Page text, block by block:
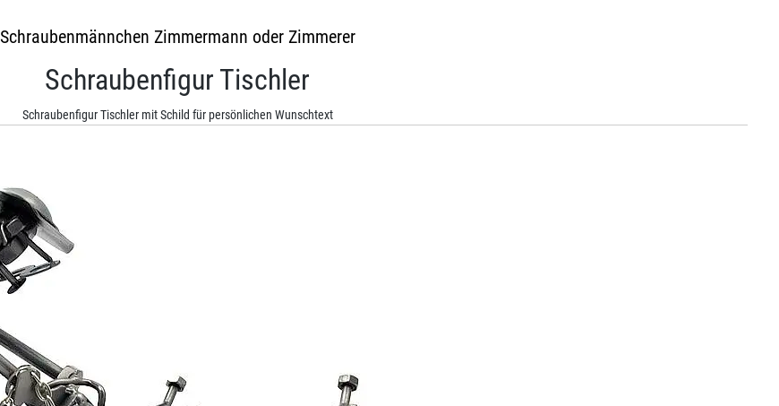
Schraubenmännchen Zimmermann oder Zimmerer
Schraubenfigur Tischler
Schraubenfigur Tischler mit Schild für persönlichen Wunschtext